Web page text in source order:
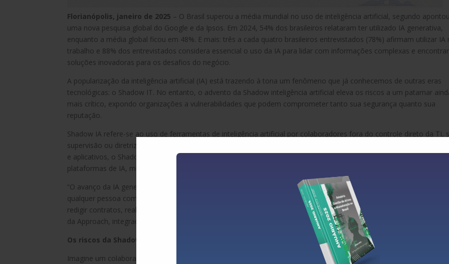
Florianópolis, janeiro de 2025 – O Brasil superou a média mundial no uso de inteligência artificial, segundo apontou
uma nova pesquisa global do Google e da Ipsos. Em 2024, 54% dos brasileiros relataram ter utilizado IA generativa,
enquanto a média global ficou em 48%. E mais: três a cada quatro brasileiros entrevistados (78%) afirmam utilizar IA
trabalho e 88% dos entrevistados considera essencial o uso da IA para lidar com informações complexas e encontrar
soluções inovadoras para os desafios do negócio.
A popularização da inteligência artificial (IA) está trazendo à tona um fenômeno que já conhecemos de outras eras
tecnológicas: o Shadow IT. No entanto, o advento da Shadow inteligência artificial eleva os riscos a um patamar
mais crítico, expondo organizações a vulnerabilidades que podem comprometer tanto sua segurança quanto sua
reputação.
Shadow IA refere-se ao uso de ferramentas de inteligência artificial por colaboradores fora do controle direto da TI,
supervisão ou diretrizes adequadas. Enquanto o Shadow IT tradicional está ligado ao uso não autorizado de
e aplicativos, o Shadow IA adiciona uma nova camada de complexidade: a manipulação de dados sensíveis em
plataformas de IA, muitas vezes sem que se compreenda os riscos associados.
“O avanço da IA generativa democratizou o acesso a ferramentas que antes eram exclusivas de especialistas. Hoje,
qualquer pessoa com um computador e uma conexão à internet pode utilizar modelos de linguagem avançados para
redigir contratos, realizar análises ou até desenvolver soluções complexas”, explica Rafael Oneda, diretor de
da Approach, integradora de soluções de TI para cibersegurança, conectividade e data center.
Os riscos da Shadow IA
Imagine um colaborador utilizando uma IA generativa para elaborar um relatório estratégico. Ao fazer isso, ele pode